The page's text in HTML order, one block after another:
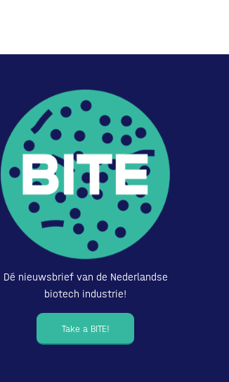
Dé nieuwsbrief van de Nederlandse
biotech industrie!
Take a BITE!